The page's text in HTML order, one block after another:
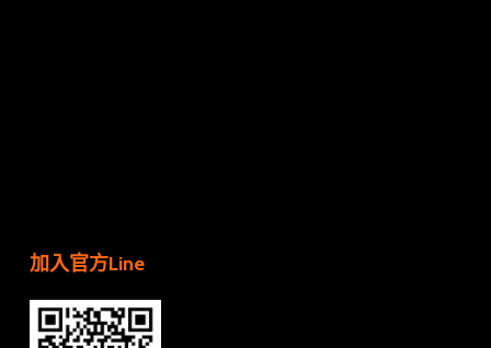
加入官方Line